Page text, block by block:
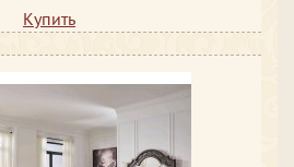
Купить